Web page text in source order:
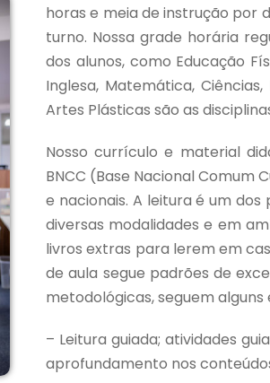
horas e meia de instrução por
turno. Nossa grade horária
dos alunos, como Educação
Inglesa, Matemática,
Artes Plásticas são as
Nosso currículo e material
BNCC (Base Nacional
e nacionais. A leitura é um
diversas modalidades e em
livros extras para lerem em
de aula segue padrões de
metodológicas, seguem
– Leitura guiada; atividades
aprofundamento nos